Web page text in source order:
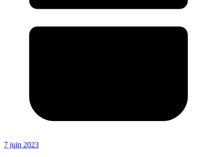
7 juin 2023